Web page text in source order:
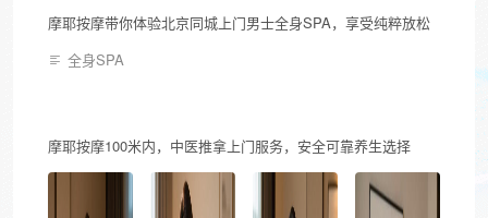
摩耶按摩带你体验北京同城上门男士全身SPA，享受纯粹放松
全身SPA
摩耶按摩100米内，中医推拿上门服务，安全可靠养生选择